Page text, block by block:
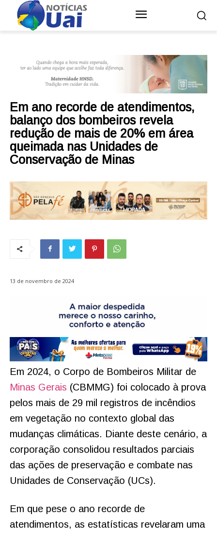
Em ano recorde de atendimentos,
balanço dos bombeiros revela
redução de mais de 20% em área
queimada nas Unidades de
Conservação de Minas
13 de novembro de 2024
Em 2024, o Corpo de Bombeiros Militar de
Minas Gerais (CBMMG) foi colocado à prova
pelos mais de 29 mil registros de incêndios
em vegetação no contexto global das
mudanças climáticas. Diante deste cenário, a
corporação consolidou resultados parciais
das ações de preservação e combate nas
Unidades de Conservação (UCs).
Em que pese o ano recorde de
atendimentos, as estatísticas revelaram uma